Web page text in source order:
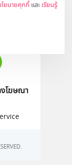
ยบายคุกกี้ และ เรียนรู้
โฆษณา